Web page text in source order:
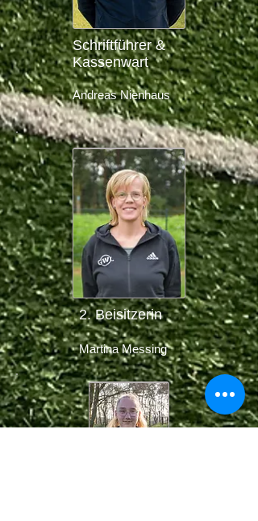
Schriftführer &
Kassenwart
Andreas Nienhaus
2. Beisitzerin
Martina Messing